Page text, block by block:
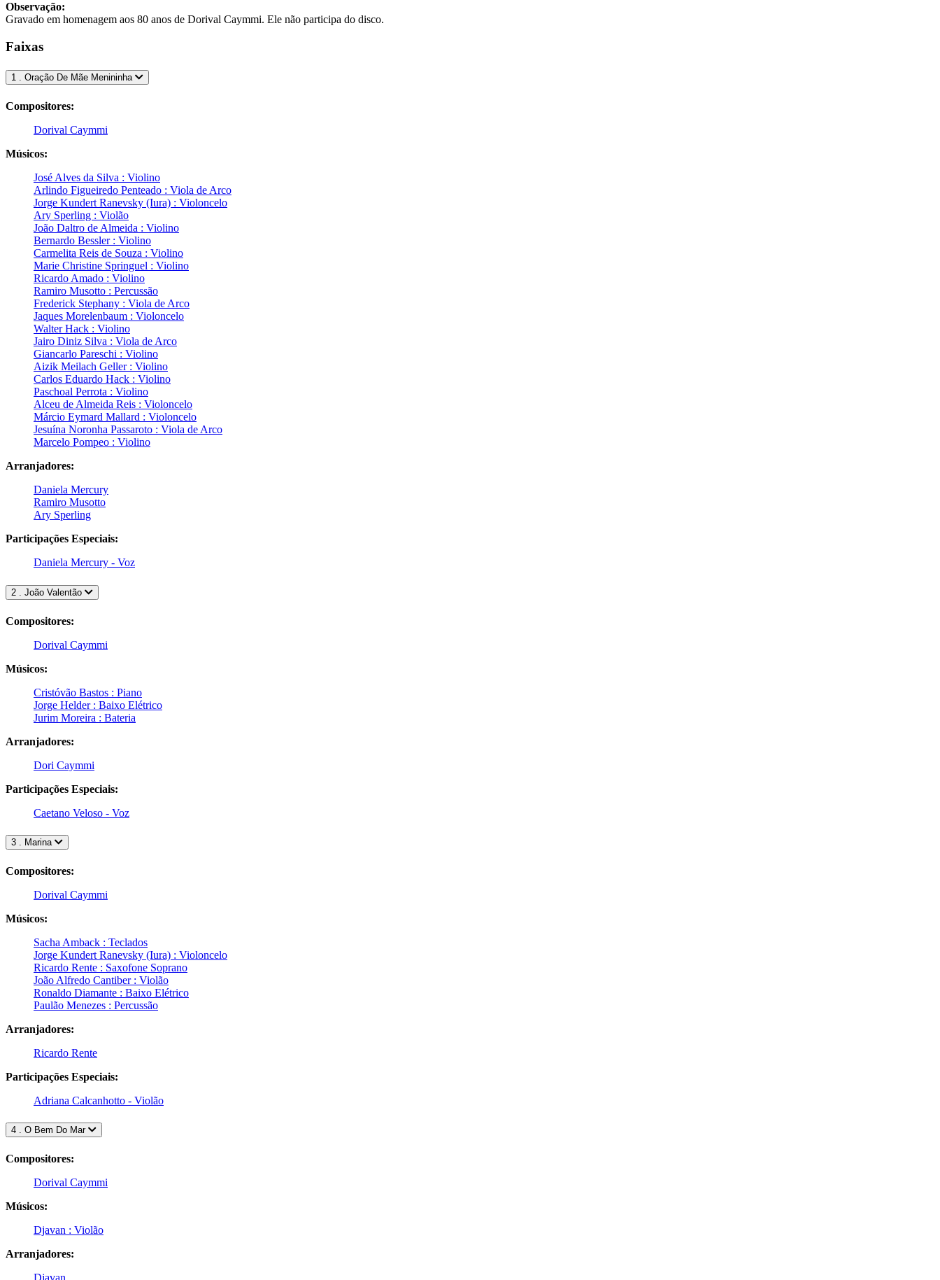
Observação:
Gravado em homenagem aos 80 anos de Dorival Caymmi. Ele não participa do disco.
Faixas
1 . Oração De Mãe Menininha
Compositores:
Dorival Caymmi
Músicos:
José Alves da Silva : Violino
Arlindo Figueiredo Penteado : Viola de Arco
Jorge Kundert Ranevsky (Iura) : Violoncelo
Ary Sperling : Violão
João Daltro de Almeida : Violino
Bernardo Bessler : Violino
Carmelita Reis de Souza : Violino
Marie Christine Springuel : Violino
Ricardo Amado : Violino
Ramiro Musotto : Percussão
Frederick Stephany : Viola de Arco
Jaques Morelenbaum : Violoncelo
Walter Hack : Violino
Jairo Diniz Silva : Viola de Arco
Giancarlo Pareschi : Violino
Aizik Meilach Geller : Violino
Carlos Eduardo Hack : Violino
Paschoal Perrota : Violino
Alceu de Almeida Reis : Violoncelo
Márcio Eymard Mallard : Violoncelo
Jesuína Noronha Passaroto : Viola de Arco
Marcelo Pompeo : Violino
Arranjadores:
Daniela Mercury
Ramiro Musotto
Ary Sperling
Participações Especiais:
Daniela Mercury - Voz
2 . João Valentão
Compositores:
Dorival Caymmi
Músicos:
Cristóvão Bastos : Piano
Jorge Helder : Baixo Elétrico
Jurim Moreira : Bateria
Arranjadores:
Dori Caymmi
Participações Especiais:
Caetano Veloso - Voz
3 . Marina
Compositores:
Dorival Caymmi
Músicos:
Sacha Amback : Teclados
Jorge Kundert Ranevsky (Iura) : Violoncelo
Ricardo Rente : Saxofone Soprano
João Alfredo Cantiber : Violão
Ronaldo Diamante : Baixo Elétrico
Paulão Menezes : Percussão
Arranjadores:
Ricardo Rente
Participações Especiais:
Adriana Calcanhotto - Violão
4 . O Bem Do Mar
Compositores:
Dorival Caymmi
Músicos:
Djavan : Violão
Arranjadores: